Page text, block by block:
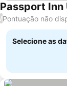
Passport Inn
/Pontuação não
Selecione as